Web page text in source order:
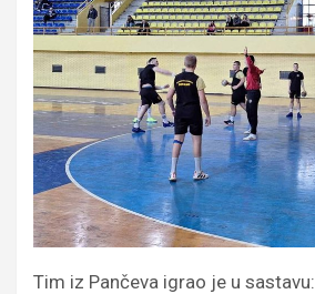
Tim iz Pančeva igrao je u sastavu: